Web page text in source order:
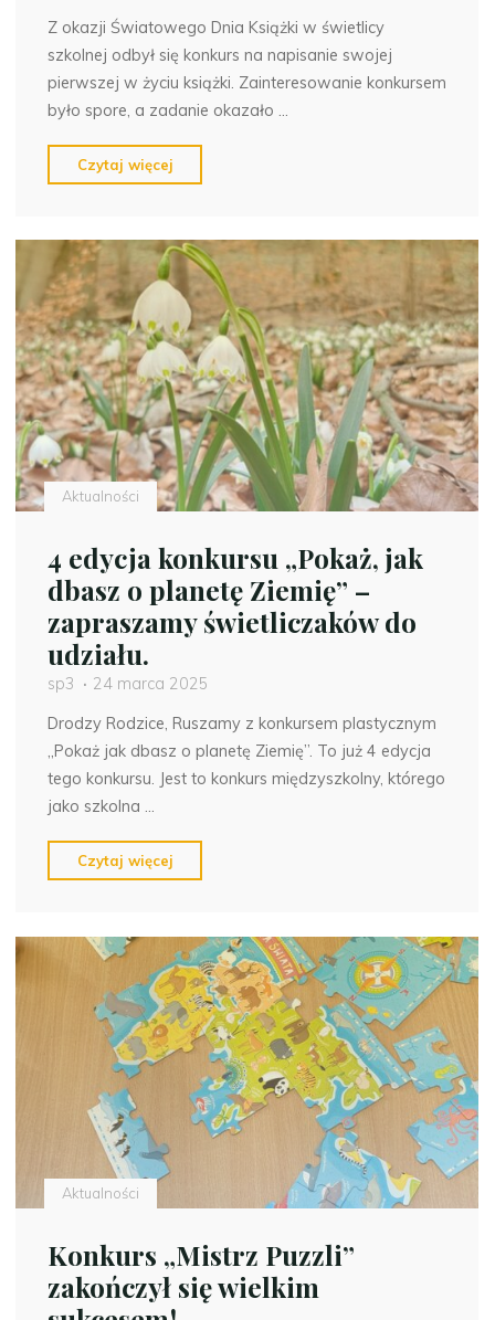
Z okazji Światowego Dnia Książki w świetlicy
szkolnej odbył się konkurs na napisanie swojej
pierwszej w życiu książki. Zainteresowanie konkursem
było spore, a zadanie okazało …
Czytaj więcej
książki
Aktualności
4 edycja konkursu „Pokaż, jak
dbasz o planetę Ziemię” –
zapraszamy świetliczaków do
udziału.
sp3
24 marca 2025
Drodzy Rodzice, Ruszamy z konkursem plastycznym
„Pokaż jak dbasz o planetę Ziemię”. To już 4 edycja
tego konkursu. Jest to konkurs międzyszkolny, którego
jako szkolna …
Czytaj więcej
edycja
„Pokaż,
jak
dbasz
o
planetę
Ziemię”
zapraszamy
Aktualności
Konkurs „Mistrz Puzzli”
zakończył się wielkim